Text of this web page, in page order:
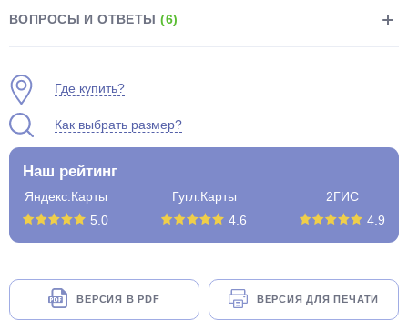
ВОПРОСЫ И ОТВЕТЫ(6)
Где купить?
Как выбрать размер?
Наш рейтинг
Яндекс.Карты
5.0
Гугл.Карты
4.6
2ГИС
4.9
ВЕРСИЯ В PDF ВЕРСИЯ ДЛЯ ПЕЧАТИ